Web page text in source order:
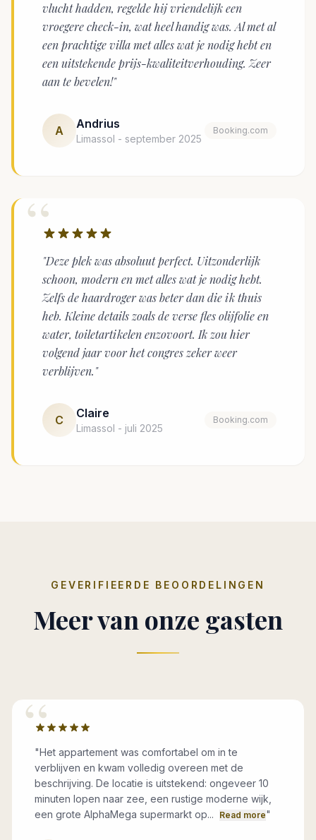
vlucht hadden, regelde hij vriendelijk een
vroegere check-in, wat heel handig was. Al met al
een prachtige villa met alles wat je nodig hebt en
een uitstekende prijs-kwaliteitverhouding. Zeer
aan te bevelen!"
A Andrius
Limassol - september 2025
Booking.com
“
"Deze plek was absoluut perfect. Uitzonderlijk
schoon, modern en met alles wat je nodig hebt.
Zelfs de haardroger was beter dan die ik thuis
heb. Kleine details zoals de verse fles olijfolie en
water, toiletartikelen enzovoort. Ik zou hier
volgend jaar voor het congres zeker weer
verblijven."
C Claire
Limassol - juli 2025
Booking.com
GEVERIFIEERDE BEOORDELINGEN
Meer van onze gasten
“
"Het appartement was comfortabel om in te
verblijven en kwam volledig overeen met de
beschrijving. De locatie is uitstekend: ongeveer 10
minuten lopen naar zee, een rustige moderne wijk,
een grote AlphaMega supermarkt op...
Read more"